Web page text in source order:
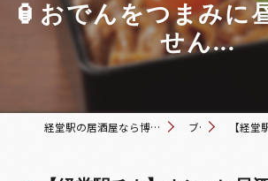
🏮おでんをつまみに
せん...
経堂駅の居酒屋なら博多おでんと黒毛和牛の店 くろこ ブログ 【経堂駅チカ】